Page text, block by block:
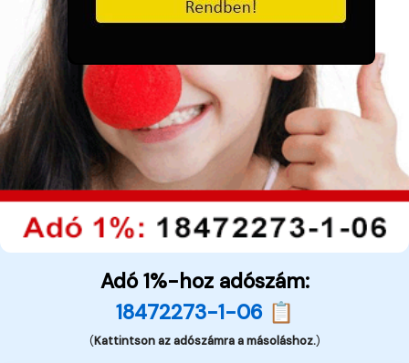
Adó 1%-hoz adószám:
18472273-1-06 📋
(Kattintson az adószámra a másoláshoz.)